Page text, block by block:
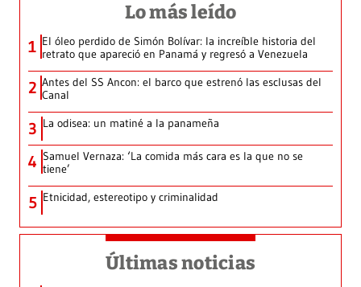
Lo más leído
1 El óleo perdido de Simón Bolívar: la increíble historia del
retrato que apareció en Panamá y regresó a Venezuela
2 Antes del SS Ancon: el barco que estrenó las esclusas del
Canal
3 La odisea: un matiné a la panameña
4 Samuel Vernaza: ‘La comida más cara es la que no se
tiene’
5 Etnicidad, estereotipo y criminalidad
Últimas noticias